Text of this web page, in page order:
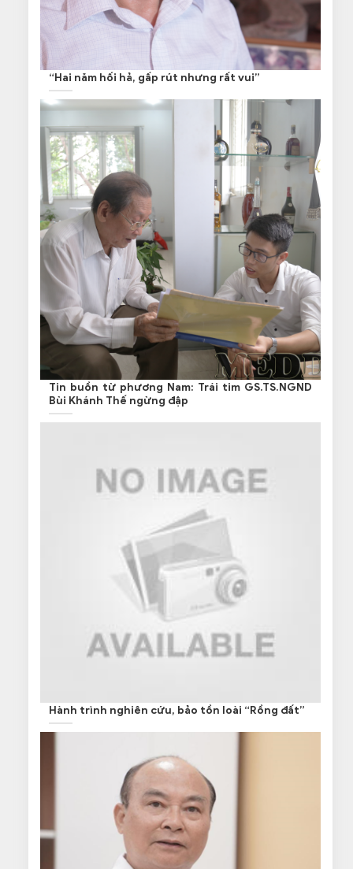
“Hai năm hối hả, gấp rút nhưng rất vui”
Tin buồn từ phương Nam: Trái tim GS.TS.NGND
Bùi Khánh Thế ngừng đập
Hành trình nghiên cứu, bảo tồn loài “Rồng đất”